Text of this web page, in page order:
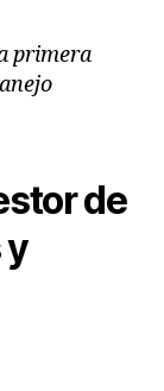
primera
de
y